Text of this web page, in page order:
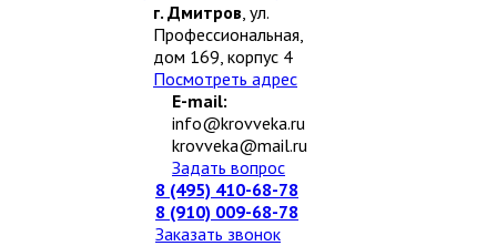
г. Дмитров, ул.
Профессиональная,
дом 169, корпус 4
Посмотреть адрес
E-mail:
info@krovveka.ru
krovveka@mail.ru
Задать вопрос
8 (495) 410-68-78
8 (910) 009-68-78
Заказать звонок